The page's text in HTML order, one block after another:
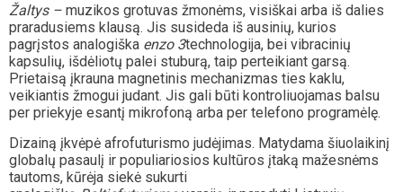
Žaltys – muzikos grotuvas žmonėms, visiškai arba iš dalies
praradusiems klausą. Jis susideda iš ausinių, kurios
pagrįstos analogiška enzo 3technologija, bei vibracinių
kapsulių, išdėliotų palei stuburą, taip perteikiant garsą.
Prietaisą įkrauna magnetinis mechanizmas ties kaklu,
veikiantis žmogui judant. Jis gali būti kontroliuojamas balsu
per priekyje esantį mikrofoną arba per telefono programėlę.
Dizainą įkvėpė afrofuturismo judėjimas. Matydama šiuolaikinį
globalų pasaulį ir populiariosios kultūros įtaką mažesnėms
tautoms, kūrėja siekė sukurti